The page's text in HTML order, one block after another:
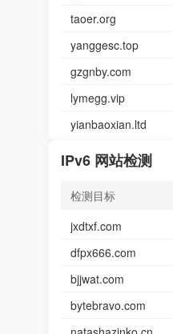
taoer.org
yanggesc.top
gzgnby.com
lymegg.vip
yianbaoxian.ltd
IPv6 网站检测
检测目标
jxdtxf.com
dfpx666.com
bjjwat.com
bytebravo.com